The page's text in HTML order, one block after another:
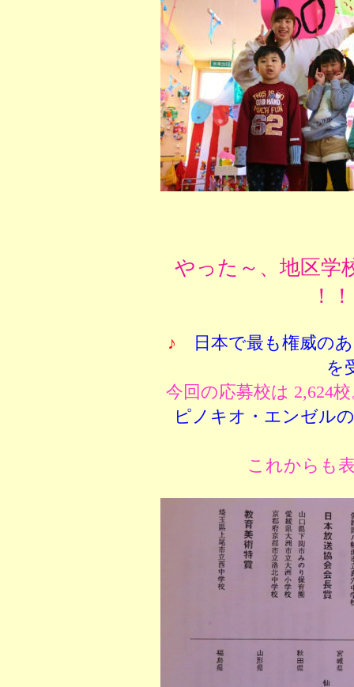
やった～、地区学
！！
♪
日本で最も権威の
を
今回の応募校は 2,624
ピノキオ・エンゼル
これからも